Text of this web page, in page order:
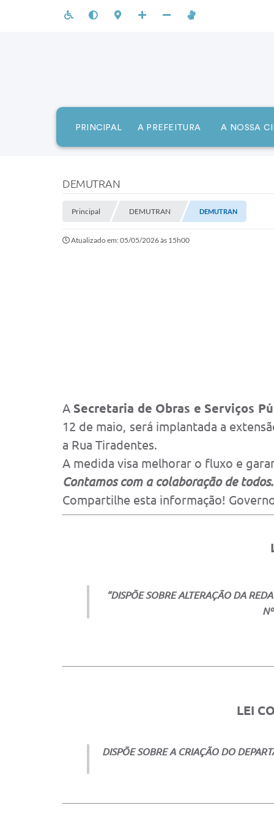
PRINCIPAL A PREFEITURA A NOSSA
DEMUTRAN
Principal DEMUTRAN DEMUTRAN
Atualizado em: 05/05/2026 às 15h00
A Secretaria de Obras e Serviços
12 de maio, será implantada a
a Rua Tiradentes.
A medida visa melhorar o fluxo e
Contamos com a colaboração de todos.
Compartilhe esta informação!
“DISPÕE SOBRE ALTERAÇÃO DA
LEI
DISPÕE SOBRE A CRIAÇÃO DO